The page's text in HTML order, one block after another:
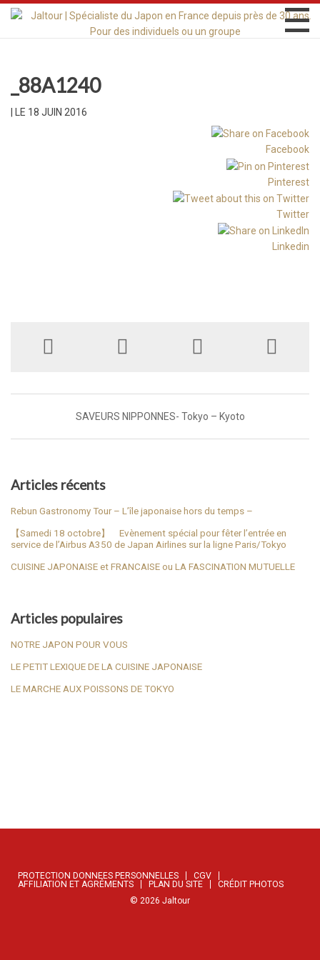
_88A1240
LE 18 JUIN 2016
Facebook
Pinterest
Twitter
Linkedin
SAVEURS NIPPONNES- Tokyo – Kyoto
Articles récents
Rebun Gastronomy Tour – L’île japonaise hors du temps –
【Samedi 18 octobre】 Evènement spécial pour fêter l’entrée en
service de l’Airbus A350 de Japan Airlines sur la ligne Paris/Tokyo
CUISINE JAPONAISE et FRANCAISE ou LA FASCINATION MUTUELLE
Articles populaires
NOTRE JAPON POUR VOUS
LE PETIT LEXIQUE DE LA CUISINE JAPONAISE
LE MARCHE AUX POISSONS DE TOKYO
PROTECTION DONNEES PERSONNELLES
CGV
AFFILIATION ET AGRÉMENTS
PLAN DU SITE
CRÉDIT PHOTOS
© 2026 Jaltour